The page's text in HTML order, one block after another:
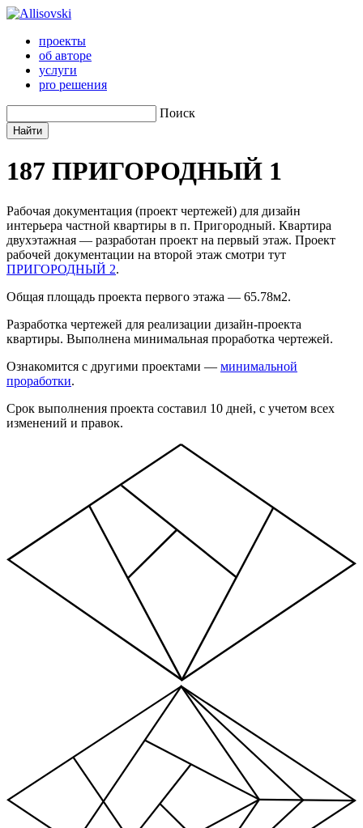
проекты
об авторе
услуги
pro решения
Поиск
187 ПРИГОРОДНЫЙ 1
Рабочая документация (проект чертежей) для дизайн
интерьера частной квартиры в п. Пригородный. Квартира
двухэтажная — разработан проект на первый этаж. Проект
рабочей документации на второй этаж смотри тут
ПРИГОРОДНЫЙ 2.
Общая площадь проекта первого этажа — 65.78м2.
Разработка чертежей для реализации дизайн-проекта
квартиры. Выполнена минимальная проработка чертежей.
Ознакомится с другими проектами — минимальной
проработки.
Срок выполнения проекта составил 10 дней, с учетом всех
изменений и правок.